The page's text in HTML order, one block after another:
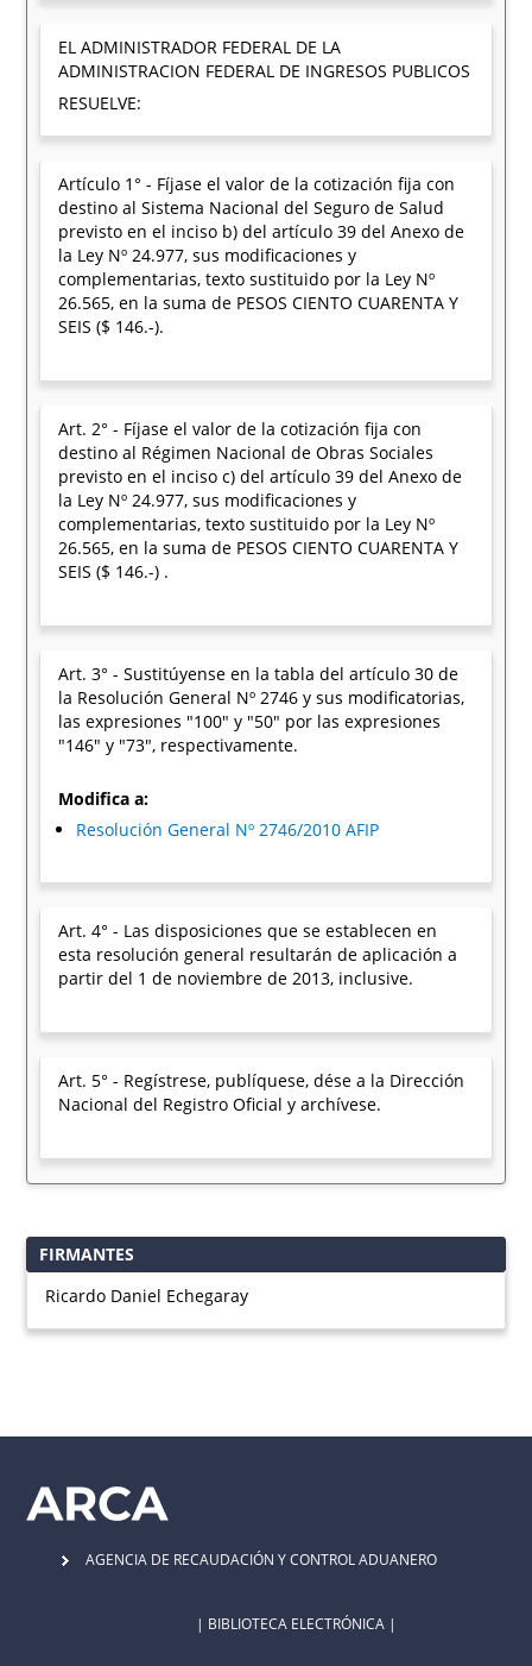
EL ADMINISTRADOR FEDERAL DE LA
ADMINISTRACION FEDERAL DE INGRESOS PUBLICOS
RESUELVE:
Artículo 1° - Fíjase el valor de la cotización fija con
destino al Sistema Nacional del Seguro de Salud
previsto en el inciso b) del artículo 39 del Anexo de
la Ley Nº 24.977, sus modificaciones y
complementarias, texto sustituido por la Ley Nº
26.565, en la suma de PESOS CIENTO CUARENTA Y
SEIS ($ 146.-).
Art. 2° - Fíjase el valor de la cotización fija con
destino al Régimen Nacional de Obras Sociales
previsto en el inciso c) del artículo 39 del Anexo de
la Ley Nº 24.977, sus modificaciones y
complementarias, texto sustituido por la Ley Nº
26.565, en la suma de PESOS CIENTO CUARENTA Y
SEIS ($ 146.-) .
Art. 3° - Sustitúyense en la tabla del artículo 30 de
la Resolución General Nº 2746 y sus modificatorias,
las expresiones "100" y "50" por las expresiones
"146" y "73", respectivamente.
Modifica a:
Resolución General Nº 2746/2010 AFIP
Art. 4° - Las disposiciones que se establecen en
esta resolución general resultarán de aplicación a
partir del 1 de noviembre de 2013, inclusive.
Art. 5° - Regístrese, publíquese, dése a la Dirección
Nacional del Registro Oficial y archívese.
FIRMANTES
Ricardo Daniel Echegaray
AGENCIA DE RECAUDACIÓN Y CONTROL ADUANERO
| BIBLIOTECA ELECTRÓNICA |